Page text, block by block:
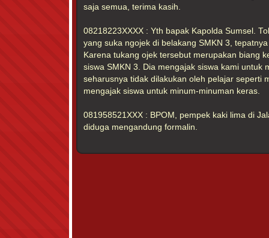
saja semua, terima kasih.
08218223XXXX : Yth bapak Kapolda Sumsel.
yang suka ngojek di belakang SMKN 3,
Karena tukang ojek tersebut merupakan biang
siswa SMKN 3. Dia mengajak siswa kami untuk
seharusnya tidak dilakukan oleh pelajar seperti
mengajak siswa untuk minum-minuman keras.
081958521XXX : BPOM, pempek kaki lima di
diduga mengandung formalin.